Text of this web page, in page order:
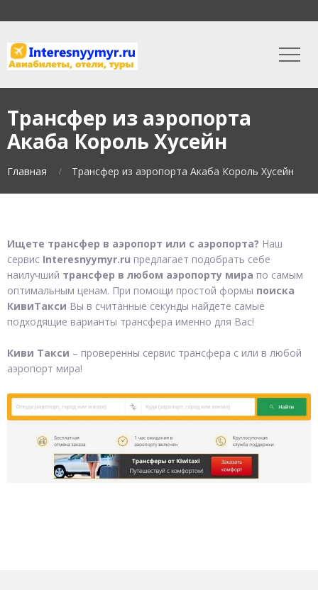
Трансфер из аэропорта
Акаба Король Хусейн
Главная Трансфер из аэропорта Акаба Король Хусейн
Ищете трансфер в аэропорт или с аэропорта? Наш
сервис Interesnyymyr.ru предлагает подобрать себе
наилучший трансфер в любом аэропорту мира по самым
оптимальным ценам. При помощи простой формы поиска
КивиТакси Вы в считанные секунды найдете самые
подходящие варианты трансфера именно для Вас!
Киви Такси – проверенны сервис трансфера с или в любой
аэропорт мира!